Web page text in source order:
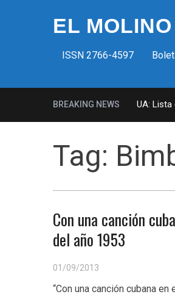
EL
ISSN 2766-4597
BREAKING NEWS
Milicias fascistas en EUA: Lista
Tag:
Con una canción
del año 1953
01/09/2013
“Con una canción cubana